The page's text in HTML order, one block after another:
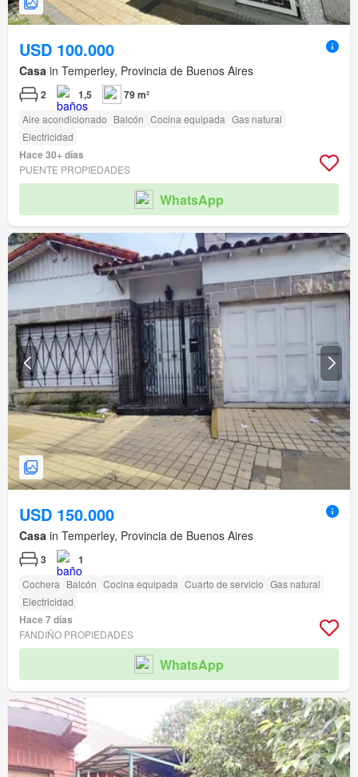
USD 100.000
Casa in Temperley, Provincia de Buenos Aires
2 1,5 79 m²
Aire acondicionado Balcón Cocina equipada Gas natural
Electricidad
Hace 30+ días
PUENTE PROPIEDADES
WhatsApp
USD 150.000
Casa in Temperley, Provincia de Buenos Aires
3 1
Cochera Balcón Cocina equipada Cuarto de servicio Gas natural
Electricidad
Hace 7 días
FANDIÑO PROPIEDADES
WhatsApp